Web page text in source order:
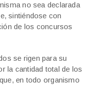
no sea declarada
sintiéndose con
de los concursos
se rigen para su
la cantidad total de los
en todo organismo